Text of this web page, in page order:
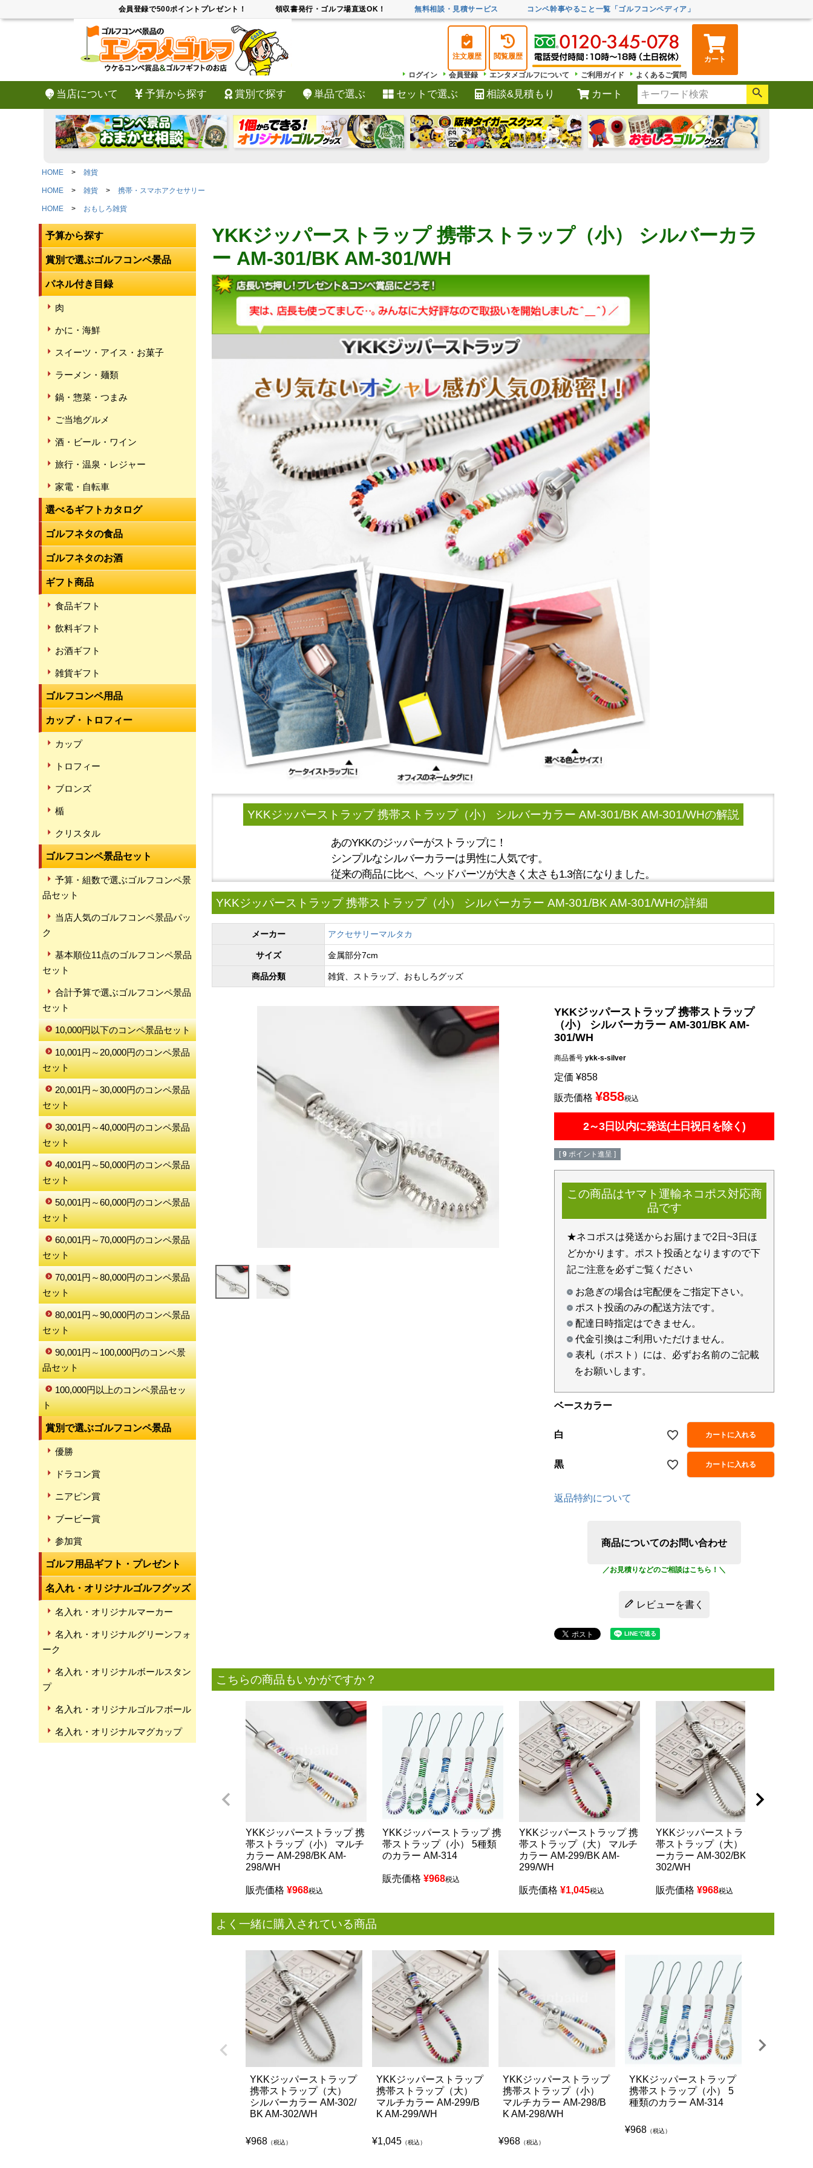
会員登録で500ポイントプレゼント！ 領収書発行・ゴルフ場直送OK！ 無料相談・見積サービス コンペ幹事やること一覧「ゴルフコンペディア」
注文履歴 閲覧履歴
カート
ログイン
会員登録 エンタメゴルフについて ご利用ガイド よくあるご質問
当店について 予算から探す 賞別で探す 単品で選ぶ セットで選ぶ 相談&見積もり カート
検索
HOME 雑貨
HOME 雑貨 携帯・スマホアクセサリー
HOME おもしろ雑貨
予算から探す
賞別で選ぶゴルフコンペ景品
パネル付き目録
肉
かに・海鮮
スイーツ・アイス・お菓子
ラーメン・麺類
鍋・惣菜・つまみ
ご当地グルメ
酒・ビール・ワイン
旅行・温泉・レジャー
家電・自転車
選べるギフトカタログ
ゴルフネタの食品
ゴルフネタのお酒
ギフト商品
食品ギフト
飲料ギフト
お酒ギフト
雑貨ギフト
ゴルフコンペ用品
カップ・トロフィー
カップ
トロフィー
ブロンズ
楯
クリスタル
ゴルフコンペ景品セット
予算・組数で選ぶゴルフコンペ景
品セット
当店人気のゴルフコンペ景品パッ
ク
基本順位11点のゴルフコンペ景品
セット
合計予算で選ぶゴルフコンペ景品
セット
10,000円以下のコンペ景品セット
10,001円～20,000円のコンペ景品
セット
20,001円～30,000円のコンペ景品
セット
30,001円～40,000円のコンペ景品
セット
40,001円～50,000円のコンペ景品
セット
50,001円～60,000円のコンペ景品
セット
60,001円～70,000円のコンペ景品
セット
70,001円～80,000円のコンペ景品
セット
80,001円～90,000円のコンペ景品
セット
90,001円～100,000円のコンペ景
品セット
100,000円以上のコンペ景品セッ
ト
賞別で選ぶゴルフコンペ景品
優勝
ドラコン賞
ニアピン賞
ブービー賞
参加賞
ゴルフ用品ギフト・プレゼント
名入れ・オリジナルゴルフグッズ
名入れ・オリジナルマーカー
名入れ・オリジナルグリーンフォ
ーク
名入れ・オリジナルボールスタン
プ
名入れ・オリジナルゴルフボール
名入れ・オリジナルマグカップ
YKKジッパーストラップ 携帯ストラップ（小） シルバーカラ
ー AM-301/BK AM-301/WH
YKKジッパーストラップ 携帯ストラップ（小） シルバーカラー AM-301/BK AM-301/WHの解説
あのYKKのジッパーがストラップに！
シンプルなシルバーカラーは男性に人気です。
従来の商品に比べ、ヘッドパーツが大きく太さも1.3倍になりました。
YKKジッパーストラップ 携帯ストラップ（小） シルバーカラー AM-301/BK AM-301/WHの詳細
メーカー アクセサリーマルタカ
サイズ 金属部分7cm
商品分類 雑貨、ストラップ、おもしろグッズ
YKKジッパーストラップ 携帯ストラップ
（小） シルバーカラー AM-301/BK AM-
301/WH
商品番号 ykk-s-silver
定価 ¥858
販売価格 ¥858税込
2～3日以内に発送(土日祝日を除く)
[ 9 ポイント進呈 ]
この商品はヤマト運輸ネコポス対応商
品です
★ネコポスは発送からお届けまで2日~3日ほ
どかかります。ポスト投函となりますので下
記ご注意を必ずご覧ください
お急ぎの場合は宅配便をご指定下さい。
ポスト投函のみの配送方法です。
配達日時指定はできません。
代金引換はご利用いただけません。
表札（ポスト）には、必ずお名前のご記載
をお願いします。
ベースカラー
白 カートに入れる
黒 カートに入れる
返品特約について
商品についてのお問い合わせ
レビューを書く
こちらの商品もいかがですか？
YKKジッパーストラップ 携
帯ストラップ（小） マルチ
カラー AM-298/BK AM-
298/WH
販売価格 ¥968税込
YKKジッパーストラップ 携
帯ストラップ（小） 5種類
のカラー AM-314
販売価格 ¥968税込
YKKジッパーストラップ 携
帯ストラップ（大） マルチ
カラー AM-299/BK AM-
299/WH
販売価格 ¥1,045税込
YKKジッパーストラップ 携
帯ストラップ（大） シルバ
ーカラー AM-302/BK AM-
302/WH
販売価格 ¥968税込
よく一緒に購入されている商品
YKKジッパーストラップ
携帯ストラップ（大）
シルバーカラー AM-302/
BK AM-302/WH
¥968 （税込）
YKKジッパーストラップ
携帯ストラップ（大）
マルチカラー AM-299/B
K AM-299/WH
¥1,045 （税込）
YKKジッパーストラップ
携帯ストラップ（小）
マルチカラー AM-298/B
K AM-298/WH
¥968 （税込）
YKKジッパーストラップ
携帯ストラップ（小） 5
種類のカラー AM-314
¥968 （税込）